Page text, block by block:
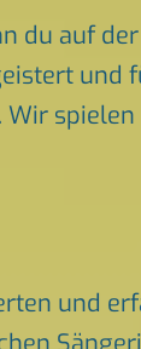
du auf
und
und